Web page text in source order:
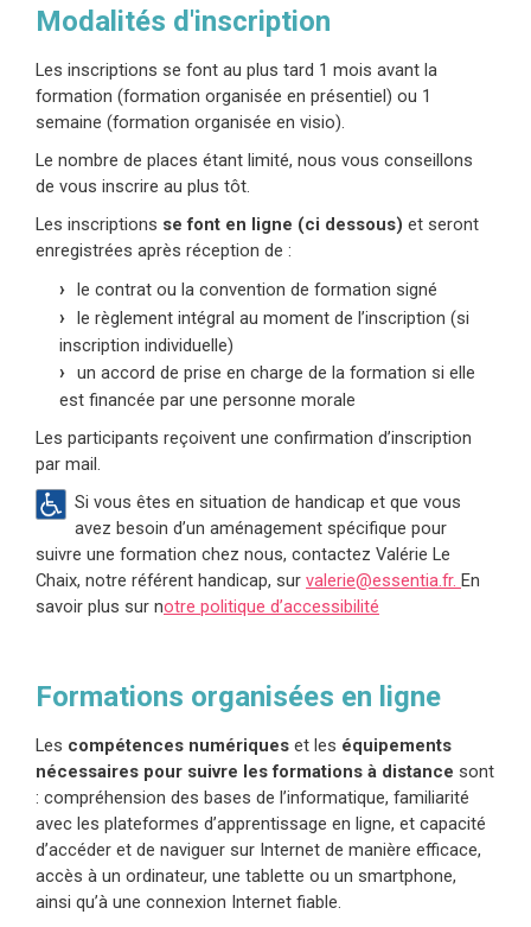
Modalités d'inscription
Les inscriptions se font au plus tard 1 mois avant la
formation (formation organisée en présentiel) ou 1
semaine (formation organisée en visio).
Le nombre de places étant limité, nous vous conseillons
de vous inscrire au plus tôt.
Les inscriptions se font en ligne (ci dessous) et seront
enregistrées après réception de :
le contrat ou la convention de formation signé
le règlement intégral au moment de l’inscription (si
inscription individuelle)
un accord de prise en charge de la formation si elle
est financée par une personne morale
Les participants reçoivent une confirmation d’inscription
par mail.
Si vous êtes en situation de handicap et que vous
avez besoin d’un aménagement spécifique pour
suivre une formation chez nous, contactez Valérie Le
Chaix, notre référent handicap, sur valerie@essentia.fr. En
savoir plus sur notre politique d’accessibilité
Formations organisées en ligne
Les compétences numériques et les équipements
nécessaires pour suivre les formations à distance sont
: compréhension des bases de l’informatique, familiarité
avec les plateformes d’apprentissage en ligne, et capacité
d’accéder et de naviguer sur Internet de manière efficace,
accès à un ordinateur, une tablette ou un smartphone,
ainsi qu’à une connexion Internet fiable.